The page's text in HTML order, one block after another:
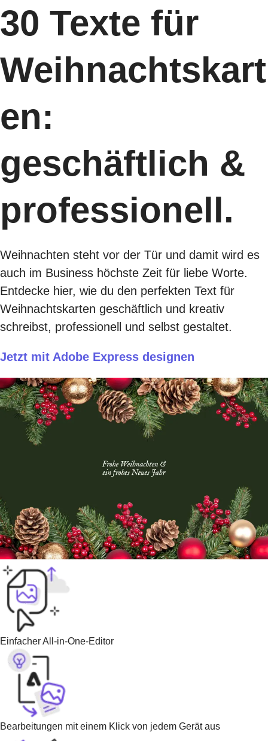
30 Texte für
Weihnachtskart
en:
geschäftlich &
professionell.
Weihnachten steht vor der Tür und damit wird es
auch im Business höchste Zeit für liebe Worte.
Entdecke hier, wie du den perfekten Text für
Weihnachtskarten geschäftlich und kreativ
schreibst, professionell und selbst gestaltet.
Jetzt mit Adobe Express designen
Einfacher All-in-One-Editor
Bearbeitungen mit einem Klick von jedem Gerät aus